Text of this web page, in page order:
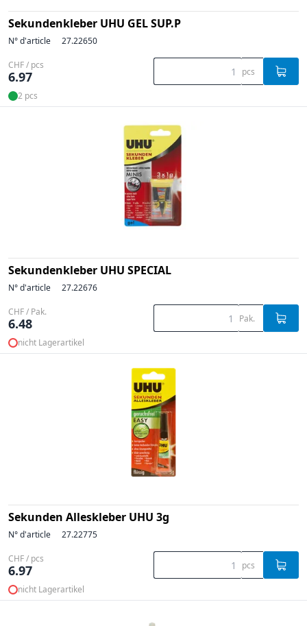
Sekundenkleber UHU GEL SUP.P
N° d'article 27.22650
CHF / pcs
6.97 pcs
2 pcs
Sekundenkleber UHU SPECIAL
N° d'article 27.22676
CHF / Pak.
6.48 Pak.
nicht Lagerartikel
Sekunden Alleskleber UHU 3g
N° d'article 27.22775
CHF / pcs
6.97 pcs
nicht Lagerartikel